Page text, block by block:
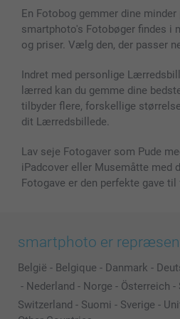
Cover til mobil & tablet
MyNameBook
Fotorammer & Tilbehør
Alle fotoprodukter
Sitemap
Betingelser og garantier
smartbonus
Priser & betaling
En Fotobog gemmer dine
smartphoto's Fotobøger findes i
og priser. Vælg den, der passer
Indret med personlige
lærred kan du gemme dine
tilbyder flere, forskellige
dit Lærredsbillede.
Lav seje Fotogaver som Pude
iPadcover eller Musemåtte med
Fotogave er den perfekte gave
smartphoto er
België - Belgique - Danmark -
- Nederland - Norge - Österreich -
Switzerland - Suomi - Sverige -